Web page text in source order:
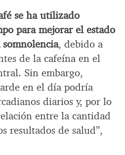
se ha utilizado
para mejorar el estado
, debido a
de la cafeína en el
Sin embargo,
en el día podría
diarios y, por lo
entre la cantidad
resultados de salud”,